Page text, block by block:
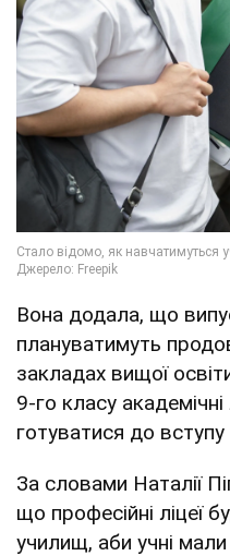
Вона додала, що
плануватимуть
закладах вищої
9-го класу академічні
готуватися до
За словами Наталії
що професійні ліцеї
училищ, аби учні мали